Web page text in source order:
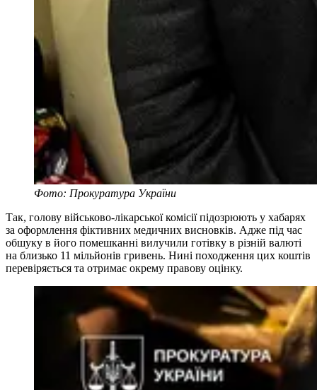
Фото: Прокуратура України
Так, голову військово-лікарської комісії підозрюють у хабарях
за оформлення фіктивних медичних висновків. Адже під час
обшуку в його помешканні вилучили готівку в різній валюті
на близько 11 мільйонів гривень. Нині походження цих коштів
перевіряється та отримає окрему правову оцінку.